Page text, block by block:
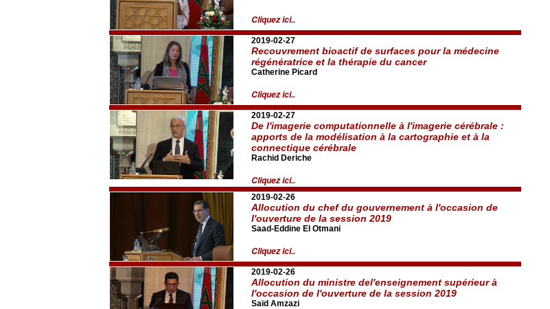
Cliquez ici..
2019-02-27
Recouvrement bioactif de surfaces pour la médecine
régénératrice et la thérapie du cancer
Catherine Picard
Cliquez ici..
2019-02-27
De l'imagerie computationnelle à l'imagerie cérébrale :
apports de la modélisation à la cartographie et à la
connectique cérébrale
Rachid Deriche
Cliquez ici..
2019-02-26
Allocution du chef du gouvernement à l'occasion de
l'ouverture de la session 2019
Saad-Eddine El Otmani
Cliquez ici..
2019-02-26
Allocution du ministre del'enseignement supérieur à
l'occasion de l'ouverture de la session 2019
Saïd Amzazi